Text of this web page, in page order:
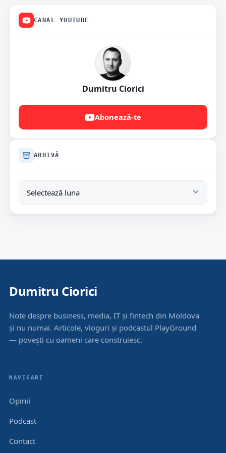
CANAL YOUTUBE
Dumitru Ciorici
Abonează-te
ARHIVĂ
Dumitru Ciorici
Note despre business, media, IT și fintech din Moldova
și nu numai. Articole, vloguri și podcastul PlayGround
— povești cu oameni care construiesc.
NAVIGARE
Opinii
Podcast
Contact